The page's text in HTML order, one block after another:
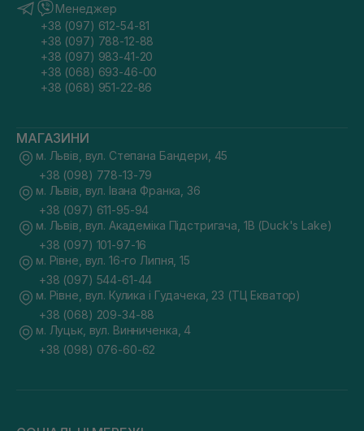
Менеджер
+38 (097) 612-54-81
+38 (097) 788-12-88
+38 (097) 983-41-20
+38 (068) 693-46-00
+38 (068) 951-22-86
МАГАЗИНИ
м. Львів, вул. Степана Бандери, 45
+38 (098) 778-13-79
м. Львів, вул. Івана Франка, 36
+38 (097) 611-95-94
м. Львів, вул. Академіка Підстригача, 1В (Duck's Lake)
+38 (097) 101-97-16
м. Рівне, вул. 16-го Липня, 15
+38 (097) 544-61-44
м. Рівне, вул. Кулика і Гудачека, 23 (ТЦ Екватор)
+38 (068) 209-34-88
м. Луцьк, вул. Винниченка, 4
+38 (098) 076-60-62